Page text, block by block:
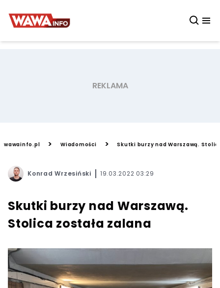
wawainfo.pl > Wiadomości > Skutki burzy nad Warszawą.
Konrad Wrzesiński 19.03.2022 03:29
Skutki burzy nad Warszawą.
Stolica została zalana